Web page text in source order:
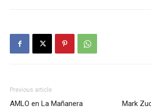
Previous article
AMLO en La Mañanera
Mark